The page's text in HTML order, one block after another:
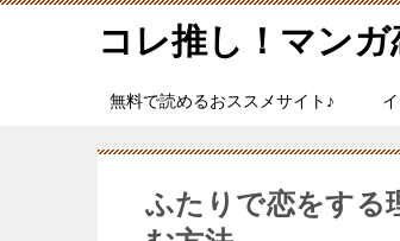
コレ推し！マンガ
無料で読めるおススメサイト♪
ふたりで恋をする